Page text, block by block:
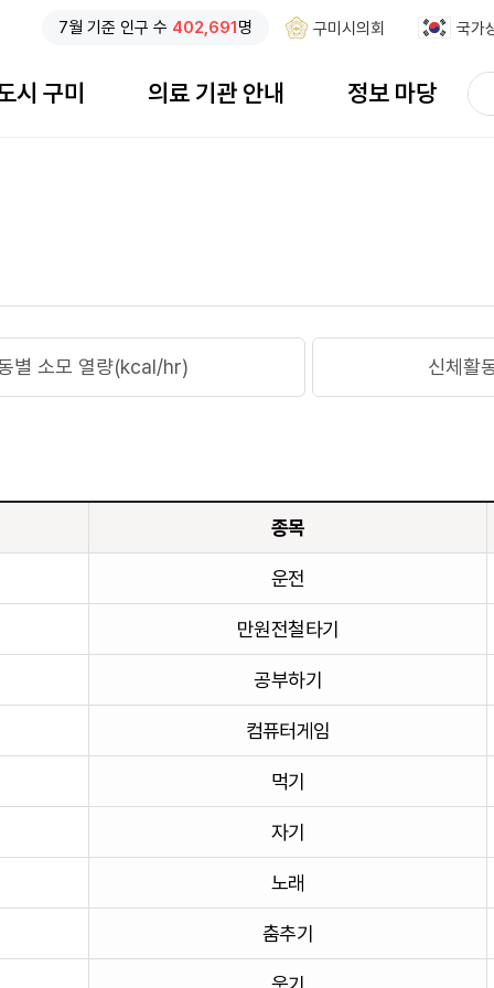
7월 기준 인구 수 402,691명 구미시의회 국가
시 구미 의료 기관 안내 정보 마당
검색창 열기
검
색
별 소모 열량(kcal/hr) 신체활
종목
운전
만원전철타기
공부하기
컴퓨터게임
먹기
자기
노래
춤추기